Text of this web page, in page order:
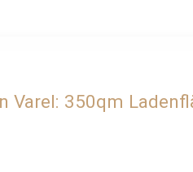
350qm